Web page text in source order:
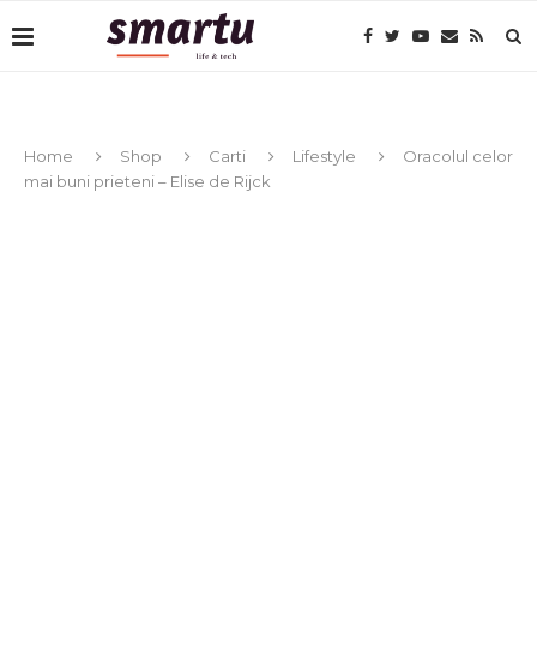
Home Shop Carti Lifestyle
Oracolul celor
mai buni prieteni – Elise de Rijck